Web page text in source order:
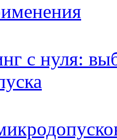
с нуля: